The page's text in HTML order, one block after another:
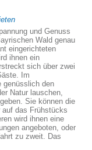
und Genuss
Wald genau
eingerichteten
ihnen ein
sich über zwei
Im
genüsslich den
Natur lauschen,
Sie können die
auf das Frühstücks
wird ihnen eine
angeboten, oder
zu zweit. Das